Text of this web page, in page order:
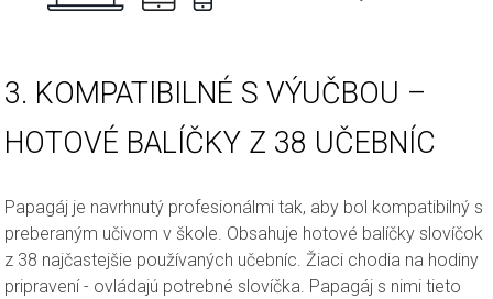
3. KOMPATIBILNÉ S VÝUČBOU –
HOTOVÉ BALÍČKY Z 38 UČEBNÍC
Papagáj je navrhnutý profesionálmi tak, aby bol kompatibilný s
preberaným učivom v škole. Obsahuje hotové balíčky slovíčok
z 38 najčastejšie používaných učebníc. Žiaci chodia na hodiny
pripravení - ovládajú potrebné slovíčka. Papagáj s nimi tieto